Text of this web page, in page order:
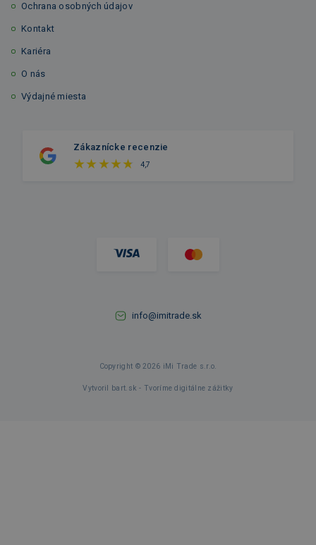
Ochrana osobných údajov
Kontakt
Kariéra
O nás
Výdajné miesta
Zákaznícke recenzie
4,7
info@imitrade.sk
Copyright © 2026 iMi Trade s.r.o.
Vytvoril bart.sk - Tvoríme digitálne zážitky